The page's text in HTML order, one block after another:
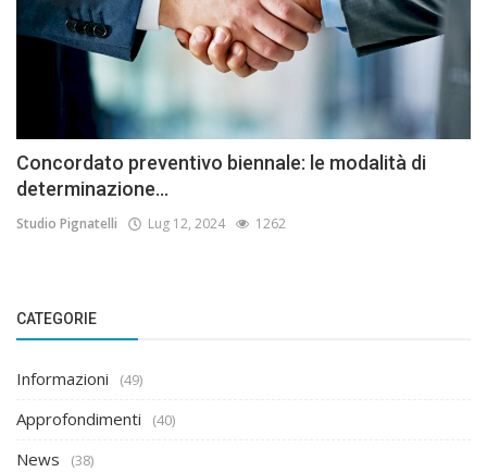
Concordato preventivo biennale: le modalità di
determinazione...
Studio Pignatelli Lug 12, 2024 1262
CATEGORIE
Informazioni (49)
Approfondimenti (40)
News (38)